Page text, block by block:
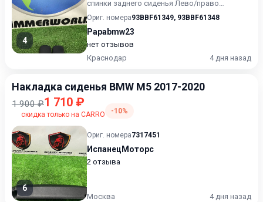
4
спинки заднего сиденья Лево/право
Продажа комплектом Оригинал Х...
Ориг. номера93BBF61349, 93BBF61348
Papabmw23
нет отзывов
Краснодар
4 дня назад
Накладка сиденья BMW M5 2017-2020
1 900 ₽1 710 ₽
скидка только на CARRO -10%
6
Ориг. номера7317451
ИспанецМоторс
2 отзыва
Москва 4 дня назад